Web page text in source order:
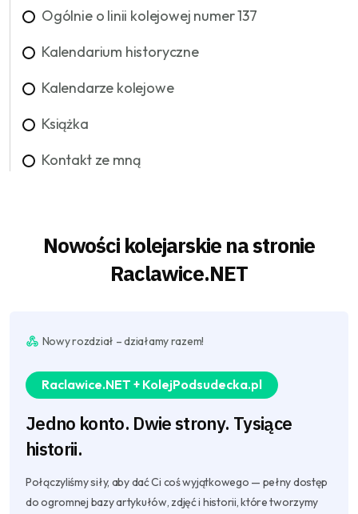
Ogólnie o linii kolejowej numer 137
Kalendarium historyczne
Kalendarze kolejowe
Książka
Kontakt ze mną
Nowości kolejarskie na stronie
Raclawice.NET
Nowy rozdział – działamy razem!
Raclawice.NET + KolejPodsudecka.pl
Jedno konto. Dwie strony. Tysiące
historii.
Połączyliśmy siły, aby dać Ci coś wyjątkowego — pełny dostęp
do ogromnej bazy artykułów, zdjęć i historii, które tworzymy